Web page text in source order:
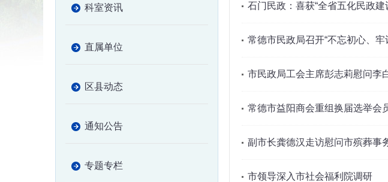
科室资讯
直属单位
区县动态
通知公告
专题专栏
石门民政：喜获“全省五化民政建
常德市民政局召开“不忘初心、
市民政局工会主席彭志莉慰问李
常德市益阳商会重组换届选举会
副市长龚德汉走访慰问市殡葬事
市领导深入市社会福利院调研